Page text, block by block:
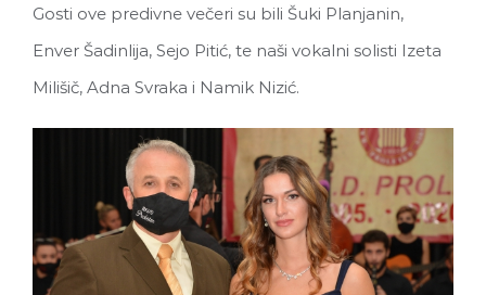
Gosti ove predivne večeri su bili Šuki Planjanin,
Enver Šadinlija, Sejo Pitić, te naši vokalni solisti Izeta
Milišič, Adna Svraka i Namik Nizić.